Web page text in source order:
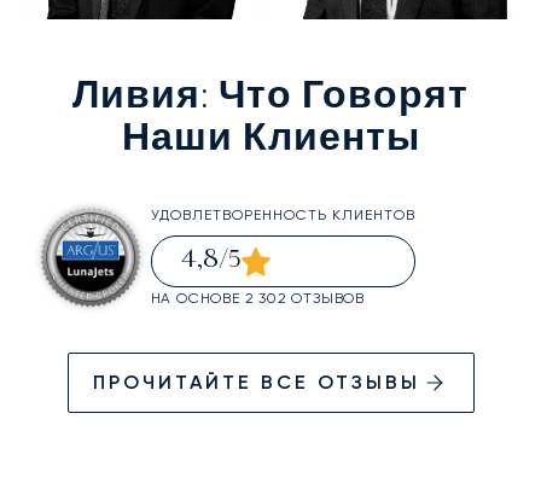
Ливия: Что Говорят
Наши Клиенты
УДОВЛЕТВОРЕННОСТЬ КЛИЕНТОВ
4,8/5
НА ОСНОВЕ 2 302 ОТЗЫВОВ
ПРОЧИТАЙТЕ ВСЕ ОТЗЫВЫ